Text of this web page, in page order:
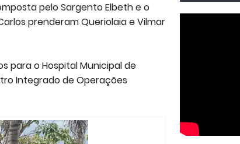
pelo Sargento Elbeth e o
prenderam Queriolaia e Vilmar
para o Hospital Municipal de
Integrado de Operações